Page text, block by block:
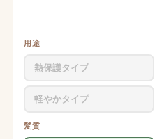
用途
熱保護タイプ
軽やかタイプ
髪質